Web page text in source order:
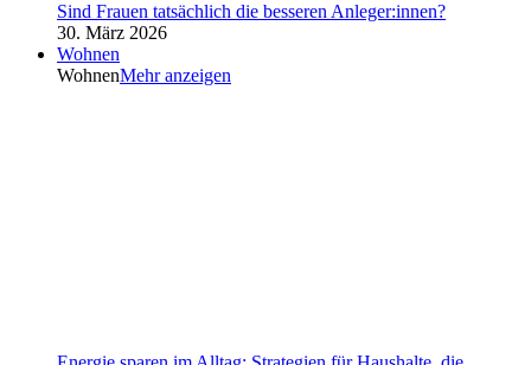
Sind Frauen tatsächlich die besseren Anleger:innen?
30. März 2026
Wohnen
WohnenMehr anzeigen